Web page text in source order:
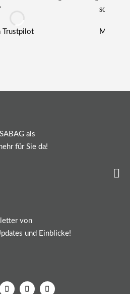
Trustpilot
sowie
als
für Sie da!
von
und Einblicke!